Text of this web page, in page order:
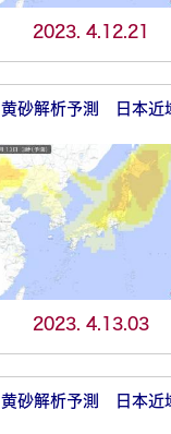
2023. 4.12.21
黄砂解析予測 日本近
2023. 4.13.03
黄砂解析予測 日本近